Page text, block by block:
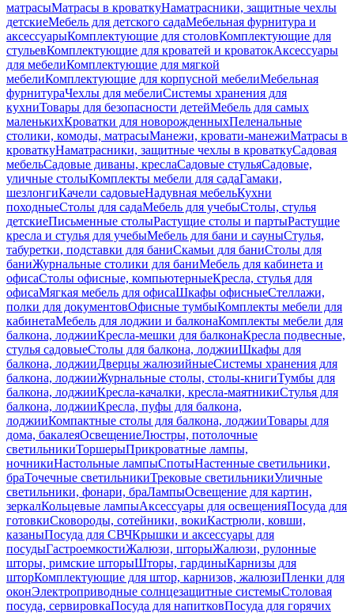
матрасыМатрасы в кроваткуНаматрасники, защитные чехлы
детскиеМебель для детского садаМебельная фурнитура и
аксессуарыКомплектующие для столовКомплектующие для
стульевКомплектующие для кроватей и кроватокАксессуары
для мебелиКомплектующие для мягкой
мебелиКомплектующие для корпусной мебелиМебельная
фурнитураЧехлы для мебелиСистемы хранения для
кухниТовары для безопасности детейМебель для самых
маленькихКроватки для новорожденныхПеленальные
столики, комоды, матрасыМанежи, кровати-манежиМатрасы в
кроваткуНаматрасники, защитные чехлы в кроваткуСадовая
мебельСадовые диваны, креслаСадовые стульяСадовые,
уличные столыКомплекты мебели для садаГамаки,
шезлонгиКачели садовыеНадувная мебельКухни
походныеСтолы для садаМебель для учебыСтолы, стулья
детскиеПисьменные столыРастущие столы и партыРастущие
кресла и стулья для учебыМебель для бани и сауныСтулья,
табуретки, подставки для баниСкамьи для баниСтолы для
баниЖурнальные столики для баниМебель для кабинета и
офисаСтолы офисные, компьютерныеКресла, стулья для
офисаМягкая мебель для офисаШкафы офисныеСтеллажи,
полки для документовОфисные тумбыКомплекты мебели для
кабинетаМебель для лоджии и балконаКомплекты мебели для
балкона, лоджииКресла-мешки для балконаКресла подвесные,
стулья садовыеСтолы для балкона, лоджииШкафы для
балкона, лоджииДверцы жалюзийныеСистемы хранения для
балкона, лоджииЖурнальные столы, столы-книгиТумбы для
балкона, лоджииКресла-качалки, кресла-маятникиСтулья для
балкона, лоджииКресла, пуфы для балкона,
лоджииКомпактные столы для балкона, лоджииТовары для
дома, бакалеяОсвещениеЛюстры, потолочные
светильникиТоршерыПрикроватные лампы,
ночникиНастольные лампыСпотыНастенные светильники,
браТочечные светильникиТрековые светильникиУличные
светильники, фонари, браЛампыОсвещение для картин,
зеркалКольцевые лампыАксессуары для освещенияПосуда для
готовкиСковороды, сотейники, вокиКастрюли, ковши,
казаныПосуда для СВЧКрышки и аксессуары для
посудыГастроемкостиЖалюзи, шторыЖалюзи, рулонные
шторы, римские шторыШторы, гардиныКарнизы для
шторКомплектующие для штор, карнизов, жалюзиПленки для
оконЭлектроприводные солнцезащитные системыСтоловая
посуда, сервировкаПосуда для напитковПосуда для горячих